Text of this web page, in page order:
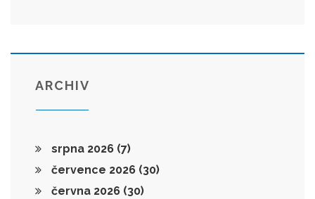
ARCHIV
srpna 2026 (7)
července 2026 (30)
června 2026 (30)